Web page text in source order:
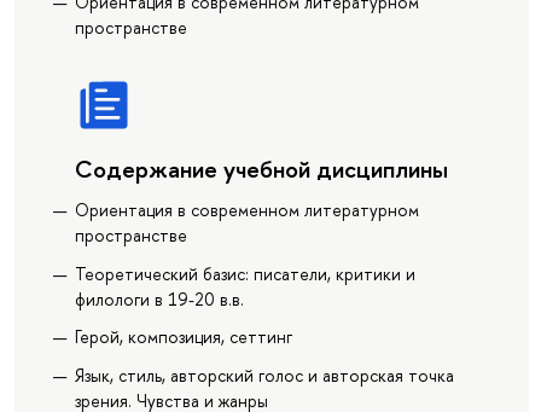
пространстве
Содержание учебной дисциплины
Ориентация в современном литературном
пространстве
Теоретический базис: писатели, критики и
филологи в 19-20 в.в.
Герой, композиция, сеттинг
Язык, стиль, авторский голос и авторская точка
зрения. Чувства и жанры